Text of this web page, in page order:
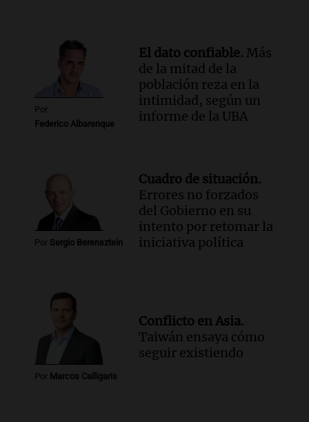
Por
Federico Albarenque
El dato confiable. Más
de la mitad de la
población reza en la
intimidad, según un
informe de la UBA
Por Sergio Berensztein
Cuadro de situación.
Errores no forzados
del Gobierno en su
intento por retomar la
iniciativa política
Por Marcos Calligaris
Conflicto en Asia.
Taiwán ensaya cómo
seguir existiendo